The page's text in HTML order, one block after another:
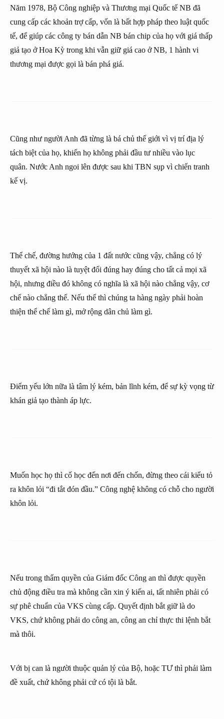
Năm 1978, Bộ Công nghiệp và Thương mại Quốc tế NB đã
cung cấp các khoản trợ cấp, vốn là bất hợp pháp theo luật quốc
tế, để giúp các công ty bán dẫn NB bán chip của họ với giá thấp
giả tạo ở Hoa Kỳ trong khi vẫn giữ giá cao ở NB, 1 hành vi
thương mại được gọi là bán phá giá.
Cũng như người Anh đã từng là bá chủ thế giới vì vị trí địa lý
tách biệt của họ, khiến họ không phải đầu tư nhiều vào lục
quân. Nước Anh ngoi lên được sau khi TBN sụp vì chiến tranh
kế vị.
Thể chế, đường hướng của 1 đất nước cũng vậy, chẳng có lý
thuyết xã hội nào là tuyệt đối đúng hay đúng cho tất cả mọi xã
hội, nhưng điều đó không có nghĩa là xã hội nào chẳng vậy, cơ
chế nào chẳng thế. Nếu thế thì chúng ta hàng ngày phải hoàn
thiện thể chế làm gì, mở rộng dân chủ làm gì.
Điểm yếu lớn nữa là tâm lý kém, bản lĩnh kém, để sự kỳ vọng từ
khán giả tạo thành áp lực.
Muốn học họ thì cố học đến nơi đến chốn, đừng theo cái kiểu tỏ
ra khôn lỏi “đi tắt đón đầu.” Công nghệ không có chỗ cho người
khôn lỏi.
Nếu trong thẩm quyền của Giám đốc Công an thì được quyền
chủ động điều tra mà không cần xin ý kiến ai, tất nhiên phải có
sự phê chuẩn của VKS cùng cấp. Quyết định bắt giữ là do
VKS, chứ không phải do công an, công an chỉ thực thi lệnh bắt
mà thôi.
Với bị can là người thuộc quản lý của Bộ, hoặc TƯ thì phải làm
đề xuất, chứ không phải cứ có tội là bắt.